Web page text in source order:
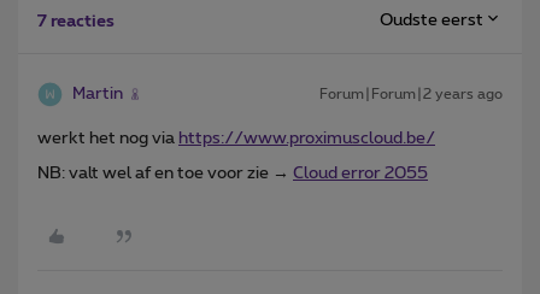
7 reacties Oudste eerst
Martin Forum|Forum|2 years ago
werkt het nog via https://www.proximuscloud.be/
NB: valt wel af en toe voor zie → Cloud error 2055